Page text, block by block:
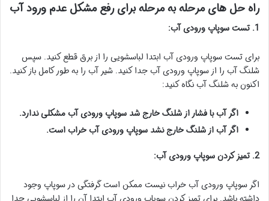
راه حل های مرحله به مرحله برای رفع مشکل عدم ورود آب
1. تست سوپاپ ورودی آب:
برای تست سوپاپ ورودی آب ابتدا لباسشویی را از برق قطع کنید. سپس
شلنگ آب را از سوپاپ ورودی آب جدا کنید. شیر آب را به طور کامل باز کنید.
اکنون به شلنگ آب نگاه کنید:
اگر آب با فشار از شلنگ خارج شد سوپاپ ورودی آب مشکلی ندارد.
اگر آب از شلنگ خارج نشد سوپاپ ورودی آب خراب است.
2. تمیز کردن سوپاپ ورودی آب:
اگر سوپاپ ورودی آب خراب نیست ممکن است گرفتگی در سوپاپ وجود